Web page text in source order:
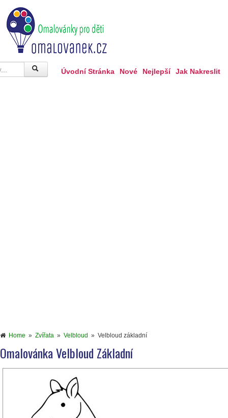
Úvodní Stránka Nové Nejlepší Jak Nakreslit
Home » Zvířata » Velbloud » Velbloud základní
Omalovánka Velbloud Základní